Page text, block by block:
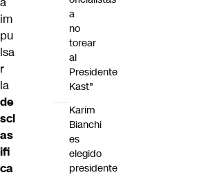
im
pu
lsa
r
la
de
scl
as
ifi
ca
a
no
torear
al
Presidente
Kast"
Karim
Bianchi
es
elegido
presidente